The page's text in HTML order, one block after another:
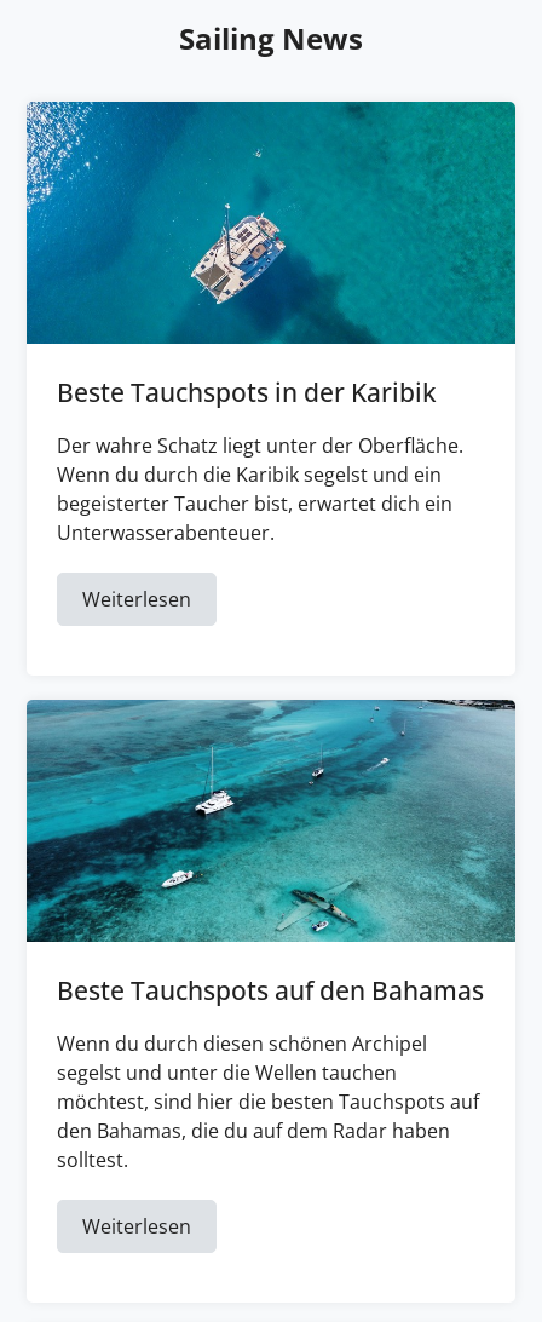
Sailing News
Beste Tauchspots in der Karibik
Der wahre Schatz liegt unter der Oberfläche.
Wenn du durch die Karibik segelst und ein
begeisterter Taucher bist, erwartet dich ein
Unterwasserabenteuer.
Weiterlesen
Beste Tauchspots auf den Bahamas
Wenn du durch diesen schönen Archipel
segelst und unter die Wellen tauchen
möchtest, sind hier die besten Tauchspots auf
den Bahamas, die du auf dem Radar haben
solltest.
Weiterlesen